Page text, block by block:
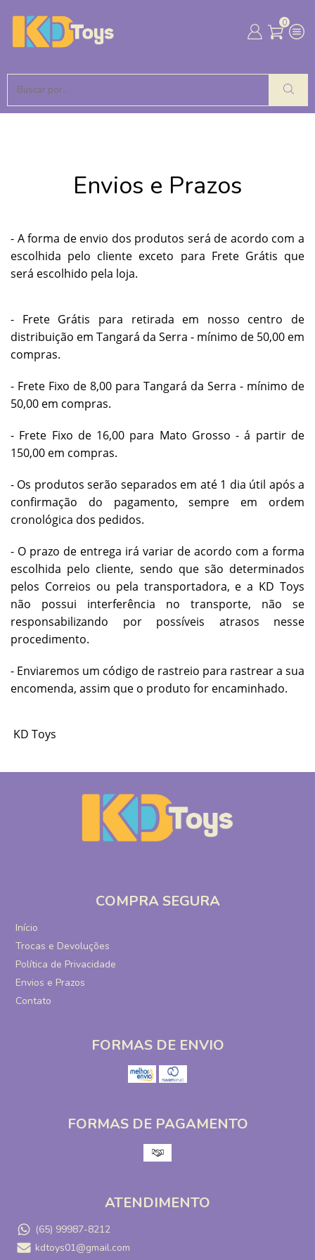
0
Envios e Prazos
- A forma de envio dos produtos será de acordo com a
escolhida pelo cliente exceto para Frete Grátis que
será escolhido pela loja.
- Frete Grátis para retirada em nosso centro de
distribuição em Tangará da Serra - mínimo de 50,00 em
compras.
- Frete Fixo de 8,00 para Tangará da Serra - mínimo de
50,00 em compras.
- Frete Fixo de 16,00 para Mato Grosso - á partir de
150,00 em compras.
- Os produtos serão separados em até 1 dia útil após a
confirmação do pagamento, sempre em ordem
cronológica dos pedidos.
- O prazo de entrega irá variar de acordo com a forma
escolhida pelo cliente, sendo que são determinados
pelos Correios ou pela transportadora, e a KD Toys
não possui interferência no transporte, não se
responsabilizando por possíveis atrasos nesse
procedimento.
- Enviaremos um código de rastreio para rastrear a sua
encomenda, assim que o produto for encaminhado.
KD Toys
COMPRA SEGURA
Início
Trocas e Devoluções
Política de Privacidade
Envios e Prazos
Contato
FORMAS DE ENVIO
FORMAS DE PAGAMENTO
ATENDIMENTO
(65) 99987-8212
kdtoys01@gmail.com